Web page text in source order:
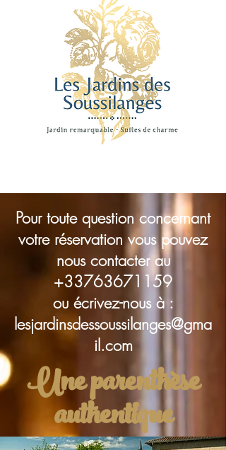
Pour toute question concernant
votre réservation vous pouvez
nous contacter au
+33763671159
ou écrivez-nous à :
lesjardinsdessoussilanges@gma
il.com
Une parenthèse
authentique